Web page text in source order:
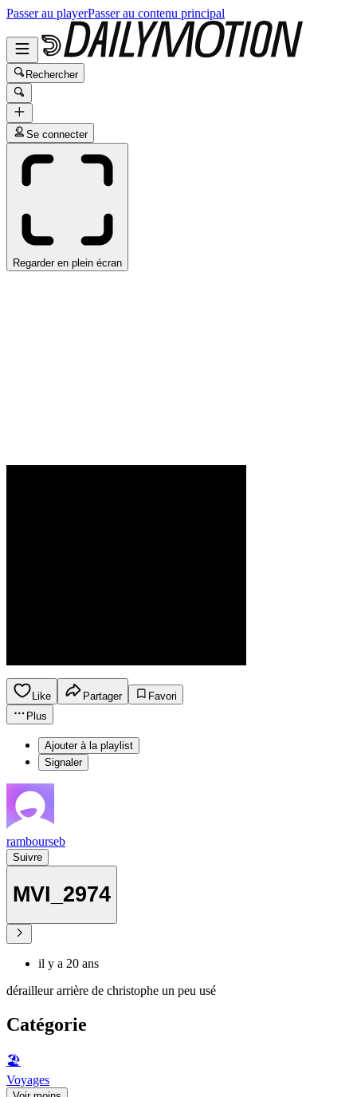
Passer au playerPasser au contenu principal
Rechercher
Se connecter
Regarder en plein écran
Like Partager
Favori
Plus
Ajouter à la playlist
Signaler
rambourseb
Suivre
MVI_2974
il y a 20 ans
dérailleur arrière de christophe un peu usé
Catégorie
🏖
Voyages